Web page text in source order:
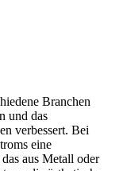
Branchen
und das
verbessert. Bei
eine
aus Metall oder